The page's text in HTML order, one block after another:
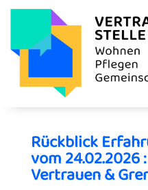
Rückblick
vom 24.02.2026
Vertrauen &